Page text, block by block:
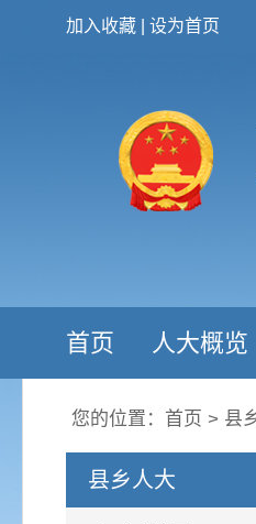
加入收藏 设为首页
首页 人大概览
您的位置： 首页 > 县
县乡人大